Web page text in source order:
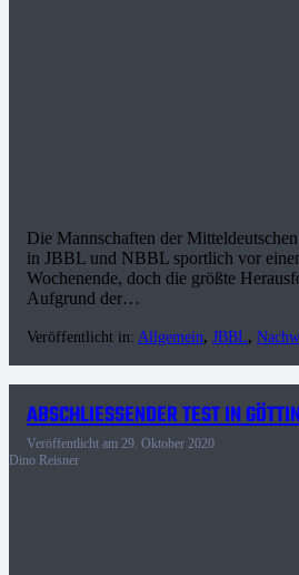
Die Mannschaften der
in JBBL und NBBL sportlich vor
Wochenende, doch die größte
Aufgrund der…
Veröffentlicht in: Allgemein, JBBL,
ABSCHLIESSENDER TEST IN
Veröffentlicht am 29. Oktober 2020
Dino Reisner